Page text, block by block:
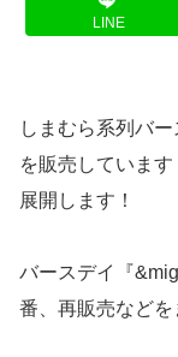
LINE
しまむら系列バ
を販売していま
展開します！
バースデイ『
番、再販売などを